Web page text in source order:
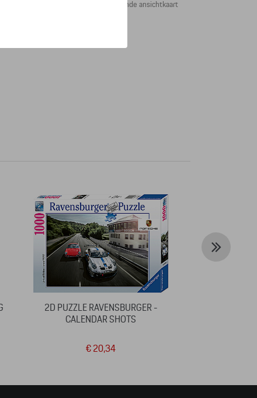
printontwerp en een bijpassende ansichtkaart
2D PUZZLE RAVENSBURGER -
CALENDAR SHOTS
€ 20,34